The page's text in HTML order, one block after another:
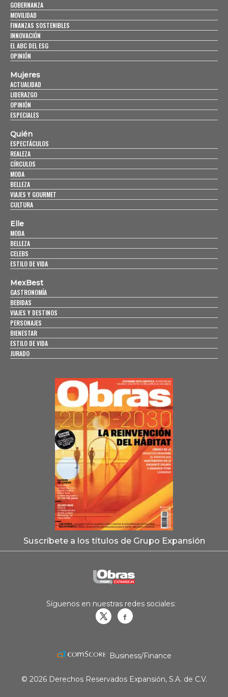
GOBERNANZA
MOVILIDAD
FINANZAS SOSTENIBLES
INNOVACIÓN
EL ABC DEL ESG
OPINIÓN
Mujeres
ACTUALIDAD
LIDERAZGO
OPINIÓN
ESPECIALES
Quién
ESPECTÁCULOS
REALEZA
CÍRCULOS
MODA
BELLEZA
VIAJES Y GOURMET
CULTURA
Elle
MODA
BELLEZA
CELEBS
ESTILO DE VIDA
MexBest
GASTRONOMÍA
BEBIDAS
VIAJES Y DESTINOS
PERSONAJES
BIENESTAR
ESTILO DE VIDA
JURADO
Suscríbete a los títulos de Grupo Expansión
Síguenos en nuestras redes sociales:
Business/Finance
© 2026 Derechos Reservados Expansión, S.A. de C.V.